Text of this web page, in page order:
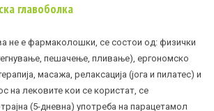
главоболка
не е фармаколошки, се состои од: физички
пешачење, пливање), ергономско
масажа, релаксација (јога и пилатес) и
на лековите кои се користат, се
(5-дневна) употреба на парацетамол